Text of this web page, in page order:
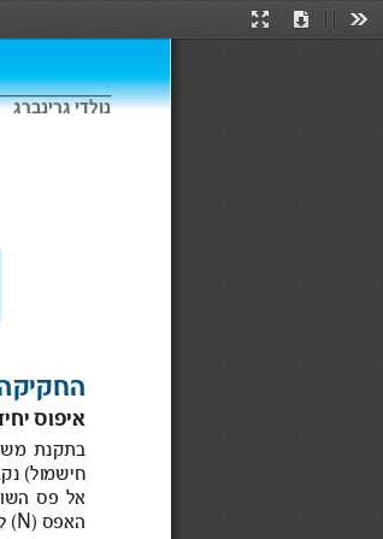
Presentation
Download
נולדי גרינברג
החקיקה
בתקנת משנה
חישמול(
האפס )
N